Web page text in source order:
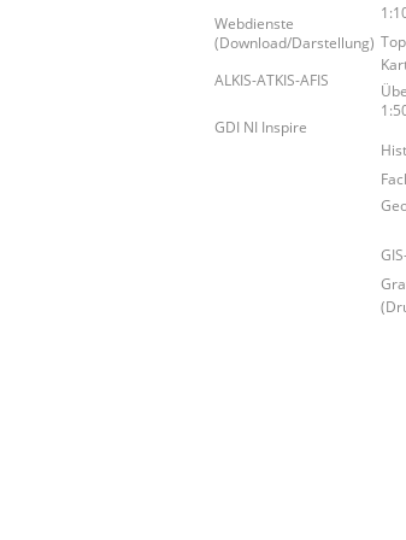
Webdienste
(Download/Darstellung)
ALKIS-ATKIS-AFIS
GDI NI Inspire